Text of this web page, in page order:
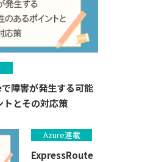
障害が発生する可能
トとその対応策
Azure連載
ExpressRoute